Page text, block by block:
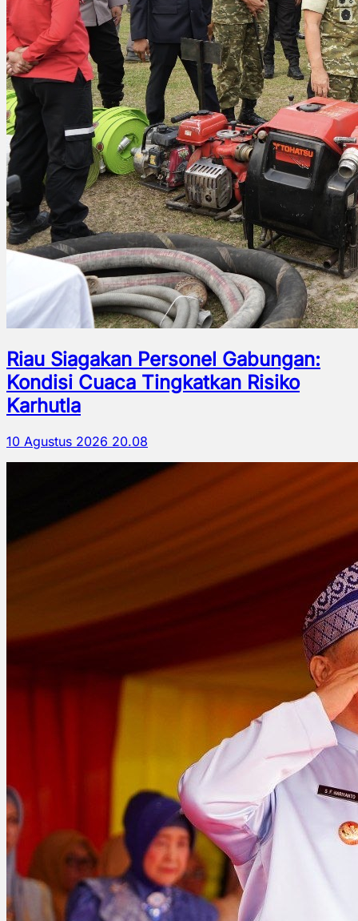
Riau Siagakan Personel Gabungan:
Kondisi Cuaca Tingkatkan Risiko
Karhutla
10 Agustus 2026 20.08